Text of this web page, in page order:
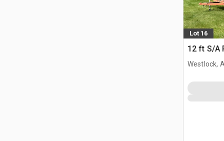
Lot 16
12 ft S/A
Westlock,